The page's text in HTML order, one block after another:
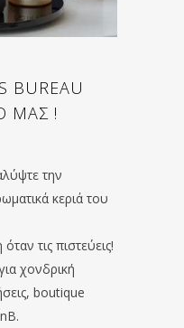
BUREAU
ΜΑΣ !
την
κεριά του
τις πιστεύεις!
χονδρική
boutique